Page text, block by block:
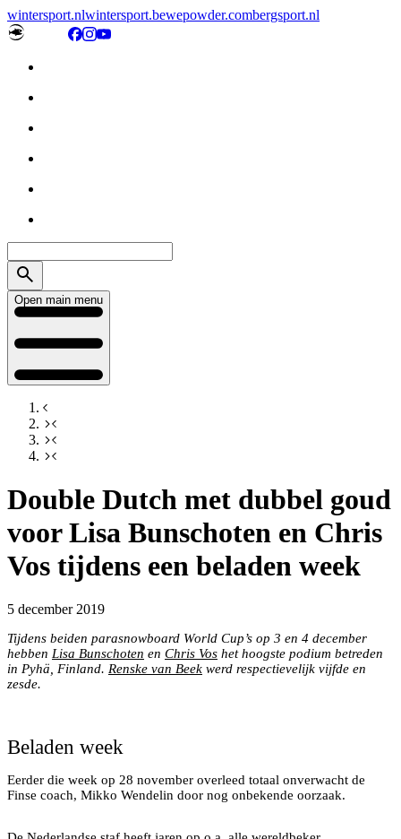
wintersport.nlwintersport.bewepowder.combergsport.nl
Open main menu
Double Dutch met dubbel goud
voor Lisa Bunschoten en Chris
Vos tijdens een beladen week
5 december 2019
Tijdens beiden parasnowboard World Cup’s op 3 en 4 december
hebben Lisa Bunschoten en Chris Vos het hoogste podium betreden
in Pyhä, Finland. Renske van Beek werd respectievelijk vijfde en
zesde.
Beladen week
Eerder die week op 28 november overleed totaal onverwacht de
Finse coach, Mikko Wendelin door nog onbekende oorzaak.